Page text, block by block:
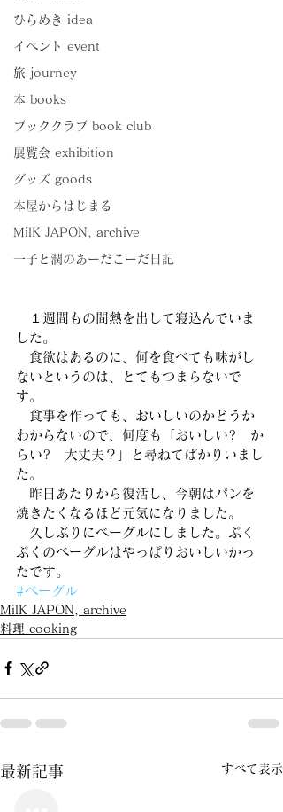
ひらめき idea
イベント event
旅 journey
本 books
ブッククラブ book club
展覧会 exhibition
グッズ goods
本屋からはじまる
MilK JAPON, archive
一子と潤のあーだこーだ日記
１週間もの間熱を出して寝込んでいま
した。
食欲はあるのに、何を食べても味がし
ないというのは、とてもつまらないで
す。
食事を作っても、おいしいのかどうか
わからないので、何度も「おいしい?　か
らい?　大丈夫？」と尋ねてばかりいまし
た。
昨日あたりから復活し、今朝はパンを
焼きたくなるほど元気になりました。
久しぶりにベーグルにしました。ぷく
ぷくのベーグルはやっぱりおいしいかっ
たです。
#ベーグル
MilK JAPON, archive
料理 cooking
最新記事 すべて表示